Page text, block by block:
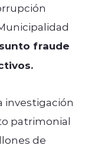
fraude
investigación
patrimonial
de